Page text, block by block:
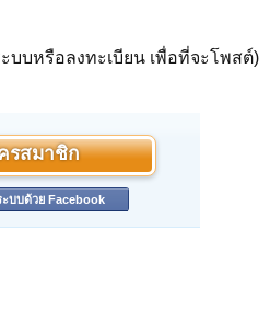
บบหรือลงทะเบียน เพื่อที่จะโพสต์)
รสมาชิก
ะบบด้วย Facebook